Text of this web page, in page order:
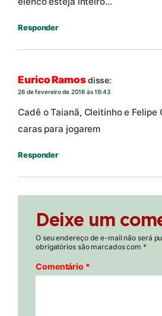
Responder
Eurico Ramosdisse:
26 de fevereiro de 2016 às 19:43
Cadê o Taianã, Cleitinho e Felipe
caras para jogarem
Responder
Deixe um
O seu endereço de e-mail não será
obrigatórios são marcados com *
Comentário *